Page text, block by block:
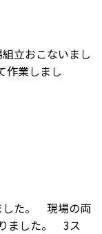
立おこないまし
作業しまし
した。 現場の両
ました。 3ス